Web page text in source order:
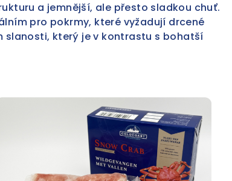
a jemnější, ale přesto sladkou chuť.
pro pokrmy, které vyžadují drcené
slanosti, který je v kontrastu s bohatší